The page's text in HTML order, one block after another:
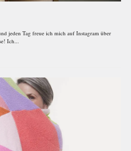
jeden Tag freue ich mich auf Instagram über
Ich...